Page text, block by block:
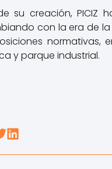
su creación, PICIZ
con la era de
normativas,
y parque industrial.